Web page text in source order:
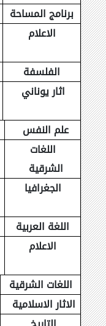
برنامج المساحة
الاعلام
الفلسفة
اثار يوناني
علم النفس
اللغات
الشرقية
الجغرافيا
اللغة العربية
الاعلام
اللغات الشرقية
الاثار الاسلامية